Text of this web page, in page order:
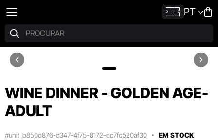
PT
WINE DINNER - GOLDEN AGE-
ADULT
#unit_b850d876-c347-4f75-8172-dc7fc520af30 EM STOCK